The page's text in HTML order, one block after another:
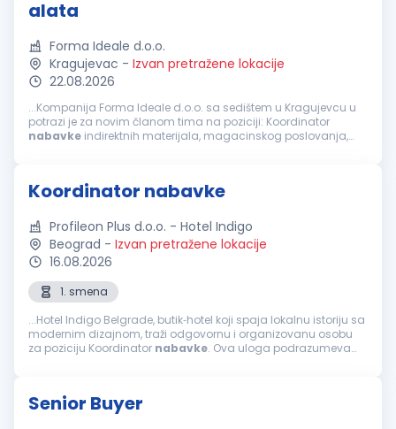
alata
Forma Ideale d.o.o.
Kragujevac - Izvan pretražene lokacije
22.08.2026
...Kompanija Forma Ideale d.o.o. sa sedištem u Kragujevcu u
potrazi je za novim članom tima na poziciji: Koordinator
nabavke indirektnih materijala, magacinskog poslovanja,
Koordinator nabavke
Profileon Plus d.o.o. - Hotel Indigo
Beograd - Izvan pretražene lokacije
16.08.2026
1. smena
...Hotel Indigo Belgrade, butik‑hotel koji spaja lokalnu istoriju sa
modernim dizajnom, traži odgovornu i organizovanu osobu
za poziciju Koordinator nabavke. Ova uloga podrazumeva
Senior Buyer